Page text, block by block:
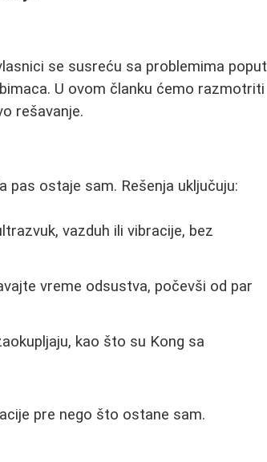
se susreću sa problemima poput
U ovom članku ćemo razmotriti
rešavanje.
pas ostaje sam. Rešenja uključuju:
vazduh ili vibracije, bez
vreme odsustva, počevši od par
kao što su Kong sa
pre nego što ostane sam.